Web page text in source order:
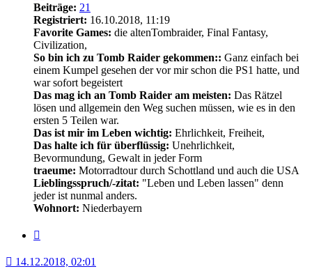
Beiträge: 21
Registriert: 16.10.2018, 11:19
Favorite Games: die altenTombraider, Final Fantasy,
Civilization,
So bin ich zu Tomb Raider gekommen:: Ganz einfach bei
einem Kumpel gesehen der vor mir schon die PS1 hatte, und
war sofort begeistert
Das mag ich an Tomb Raider am meisten: Das Rätzel
lösen und allgemein den Weg suchen müssen, wie es in den
ersten 5 Teilen war.
Das ist mir im Leben wichtig: Ehrlichkeit, Freiheit,
Das halte ich für überflüssig: Unehrlichkeit,
Bevormundung, Gewalt in jeder Form
traeume: Motorradtour durch Schottland und auch die USA
Lieblingsspruch/-zitat: "Leben und Leben lassen" denn
jeder ist nunmal anders.
Wohnort: Niederbayern
14.12.2018, 02:01